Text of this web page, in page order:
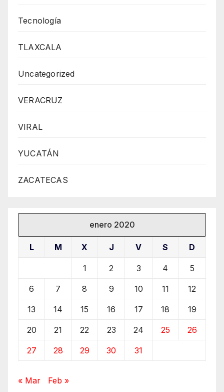
Tecnología
TLAXCALA
Uncategorized
VERACRUZ
VIRAL
YUCATÁN
ZACATECAS
enero 2020
L M X J V S D
1 2 3 4 5
6 7 8 9 10 11 12
13 14 15 16 17 18 19
20 21 22 23 24 25 26
27 28 29 30 31
« Mar Feb »